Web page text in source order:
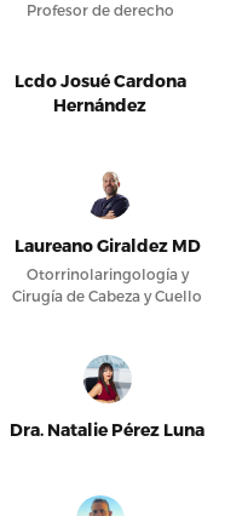
Profesor de derecho
Lcdo Josué Cardona
Hernández
Laureano Giraldez MD
Otorrinolaringología y
Cirugía de Cabeza y Cuello
Dra. Natalie Pérez Luna